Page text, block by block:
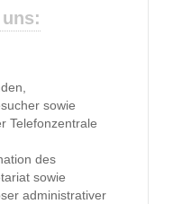
sowie
Telefonzentrale
des
sowie
administrativer